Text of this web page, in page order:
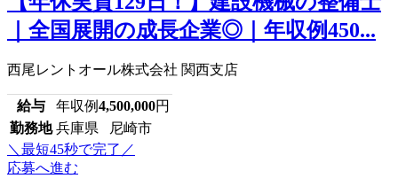
｜全国展開の成長企業◎｜年収例450...
西尾レントオール株式会社 関西支店
給与 年収例4,500,000円
勤務地 兵庫県 尼崎市
＼最短45秒で完了／
応募へ進む